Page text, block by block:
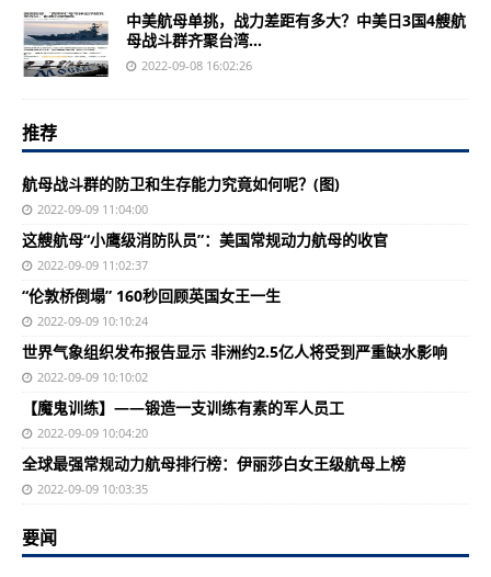
中美航母单挑，战力差距有多大？中美日3国4艘航
母战斗群齐聚台湾...
2022-09-08 16:02:26
推荐
航母战斗群的防卫和生存能力究竟如何呢？(图)
2022-09-09 11:04:00
这艘航母“小鹰级消防队员”：美国常规动力航母的收官
2022-09-09 11:02:37
“伦敦桥倒塌” 160秒回顾英国女王一生
2022-09-09 10:10:24
世界气象组织发布报告显示 非洲约2.5亿人将受到严重缺水影响
2022-09-09 10:10:02
【魔鬼训练】——锻造一支训练有素的军人员工
2022-09-09 10:04:20
全球最强常规动力航母排行榜：伊丽莎白女王级航母上榜
2022-09-09 10:03:35
要闻